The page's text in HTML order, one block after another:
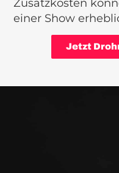
Zusatzkosten
einer Show
Jetzt